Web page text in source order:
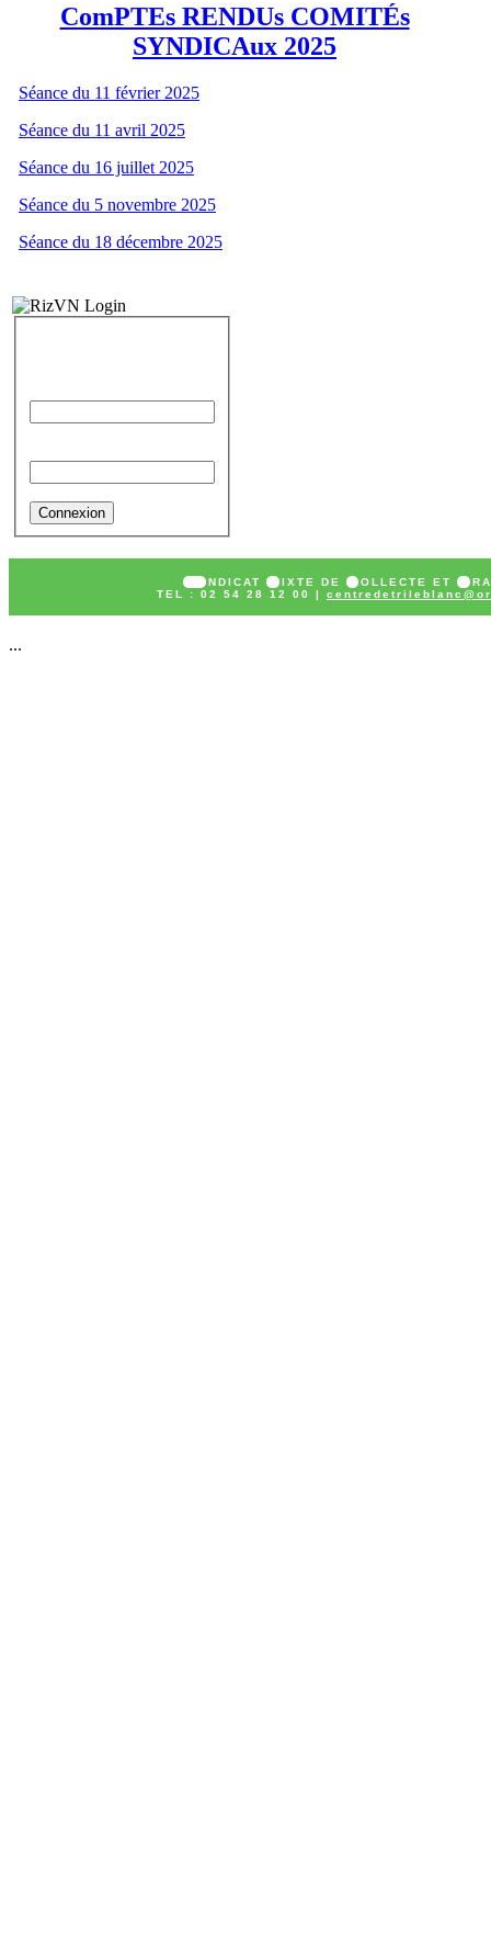
ComPTEs RENDUs COMITÉs
SYNDICAux 2025
Séance du 11 février 2025
Séance du 11 avril 2025
Séance du 16 juillet 2025
Séance du 5 novembre 2025
Séance du 18 décembre 2025
SY NDICAT MIXTE DE COLLECTE ET T
TEL : 02 54 28 12 00 |
...